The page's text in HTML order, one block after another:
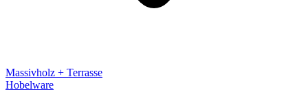
Massivholz + Terrasse
Hobelware